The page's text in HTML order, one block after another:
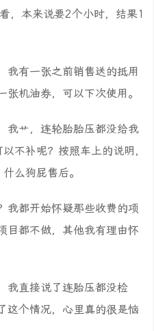
，本来说要2个小时，结果1
我有一张之前销售送的抵用
机油券，可以下次使用。
我艹，连轮胎胎压都没给我
不补呢？按照车上的说明，
么狗屁售后。
我都开始怀疑那些收费的项
目都不做，其他我有理由怀
我直接说了连胎压都没检
这个情况，心里真的很是恼